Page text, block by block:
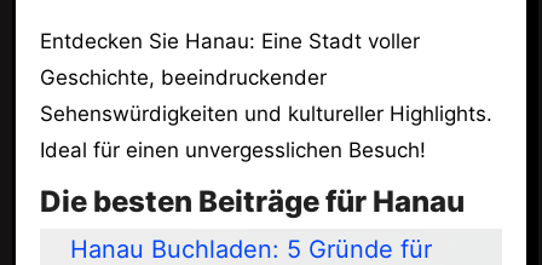
Entdecken Sie Hanau: Eine Stadt voller
Geschichte, beeindruckender
Sehenswürdigkeiten und kultureller Highlights.
Ideal für einen unvergesslichen Besuch!
Die besten Beiträge für Hanau
Hanau Buchladen: 5 Gründe für